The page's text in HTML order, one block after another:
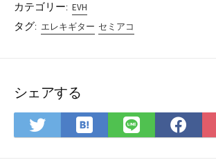
カテゴリー: EVH
タグ: エレキギター セミアコ
シェアする
Twitter
で
は
て
LINE
で
で